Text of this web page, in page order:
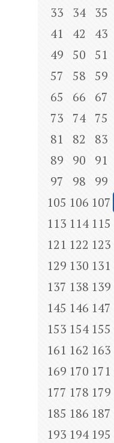
33
34 35
41
42 43
49
50 51
57
58 59
65
66 67
73
74 75
81
82 83
89
90 91
97
98 99
105 106 107
113 114 115
121 122 123
129 130 131
137 138 139
145 146 147
153 154 155
161 162 163
169 170 171
177 178 179
185 186 187
193 194 195